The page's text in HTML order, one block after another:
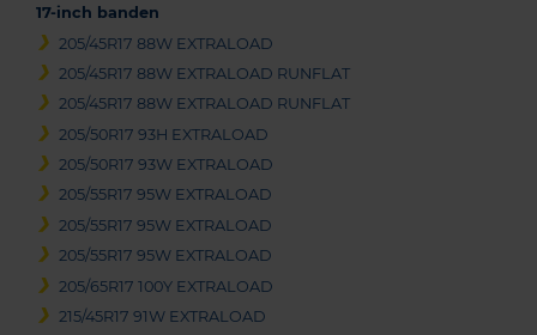
17-inch banden
205/45R17 88W EXTRALOAD
205/45R17 88W EXTRALOAD RUNFLAT
205/45R17 88W EXTRALOAD RUNFLAT
205/50R17 93H EXTRALOAD
205/50R17 93W EXTRALOAD
205/55R17 95W EXTRALOAD
205/55R17 95W EXTRALOAD
205/55R17 95W EXTRALOAD
205/65R17 100Y EXTRALOAD
215/45R17 91W EXTRALOAD